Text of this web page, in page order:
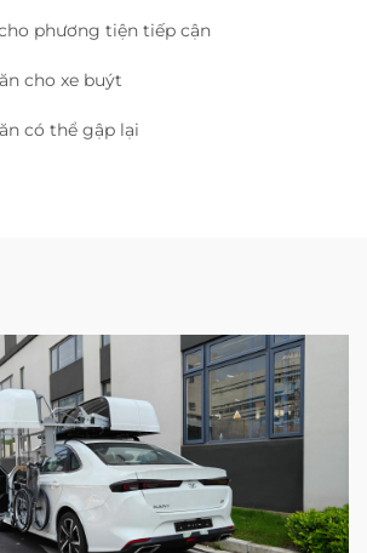
phương tiện tiếp cận
cho xe buýt
có thể gập lại